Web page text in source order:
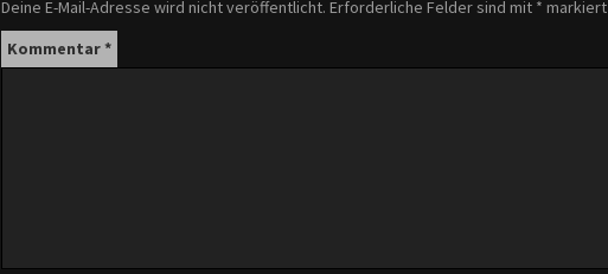
Deine E-Mail-Adresse wird nicht veröffentlicht. Erforderliche Felder sind mit * markiert
Kommentar*